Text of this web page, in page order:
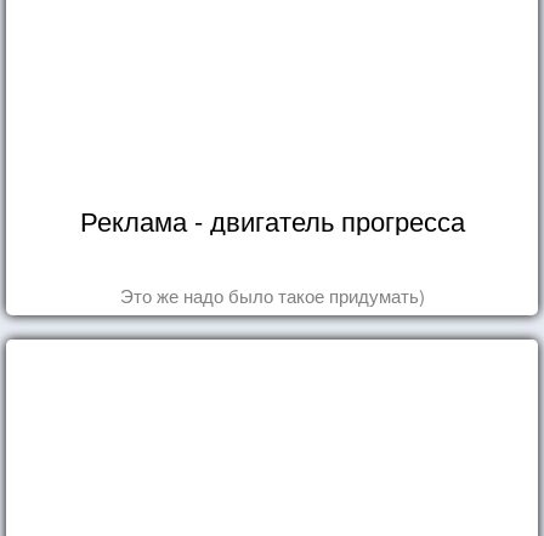
Реклама - двигатель прогресса
Это же надо было такое придумать)